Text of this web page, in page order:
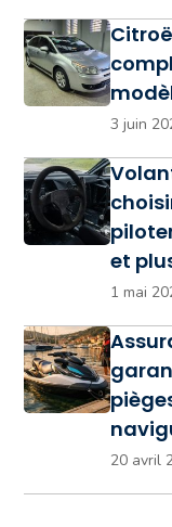
3 juin
et
1 mai
20 avril